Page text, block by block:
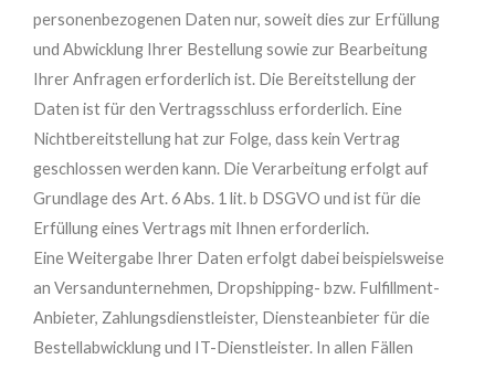
personenbezogenen Daten nur, soweit dies zur Erfüllung
und Abwicklung Ihrer Bestellung sowie zur Bearbeitung
Ihrer Anfragen erforderlich ist. Die Bereitstellung der
Daten ist für den Vertragsschluss erforderlich. Eine
Nichtbereitstellung hat zur Folge, dass kein Vertrag
geschlossen werden kann. Die Verarbeitung erfolgt auf
Grundlage des Art. 6 Abs. 1 lit. b DSGVO und ist für die
Erfüllung eines Vertrags mit Ihnen erforderlich.
Eine Weitergabe Ihrer Daten erfolgt dabei beispielsweise
an Versandunternehmen, Dropshipping- bzw. Fulfillment-
Anbieter, Zahlungsdienstleister, Diensteanbieter für die
Bestellabwicklung und IT-Dienstleister. In allen Fällen